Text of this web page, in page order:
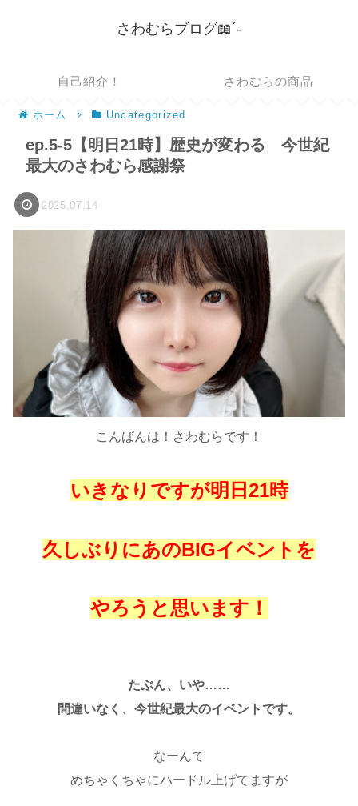
さわむらブログ📖´-
自己紹介！ さわむらの商品
ホーム Uncategorized
ep.5-5【明日21時】歴史が変わる 今世紀
最大のさわむら感謝祭
2025.07.14
こんばんは！さわむらです！
いきなりですが明日21時
久しぶりにあのBIGイベントを
やろうと思います！
たぶん、いや……
間違いなく、今世紀最大のイベントです。
なーんて
めちゃくちゃにハードル上げてますが